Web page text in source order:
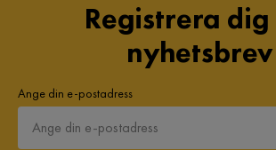
Registrera
nyhetsbrev
Ange din e-postadress